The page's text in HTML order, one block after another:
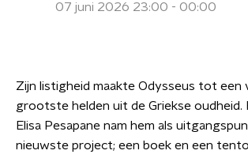
07 juni 2026 23:00 - 00:00
Zijn listigheid maakte Odysseus tot een
grootste helden uit de Griekse oudheid.
Elisa Pesapane nam hem als
nieuwste project; een boek en een